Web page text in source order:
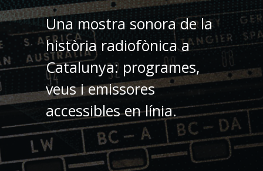
Una mostra sonora de la
història radiofònica a
Catalunya: programes,
veus i emissores
accessibles en línia.